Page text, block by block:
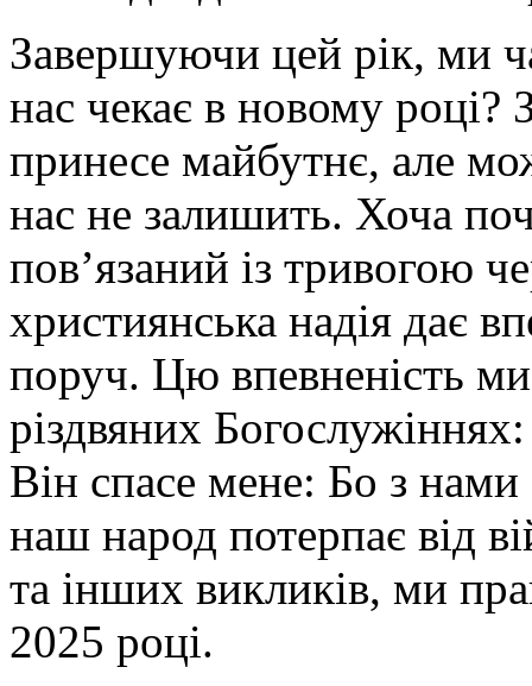
Завершуючи цей рік, ми
нас чекає в новому
принесе майбутнє, але
нас не залишить. Хоча
пов’язаний із тривогою
християнська надія дає
поруч. Цю впевненість
різдвяних
Він спасе мене: Бо з
наш народ потерпає від
та інших викликів, ми
2025 році.